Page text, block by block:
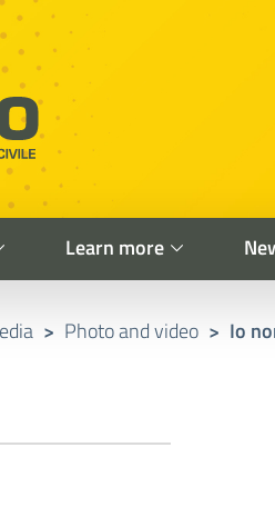
Cerca nel sito
Learn more
> Photo and video > Io